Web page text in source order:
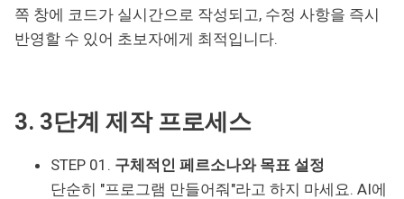
쪽 창에 코드가 실시간으로 작성되고, 수정 사항을 즉시
반영할 수 있어 초보자에게 최적입니다.
3. 3단계 제작 프로세스
STEP 01. 구체적인 페르소나와 목표 설정
단순히 "프로그램 만들어줘"라고 하지 마세요. AI에